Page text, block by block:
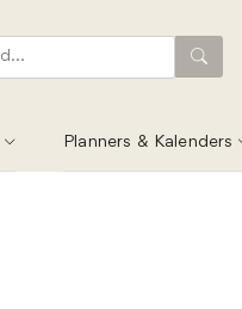
Planners & Kalenders